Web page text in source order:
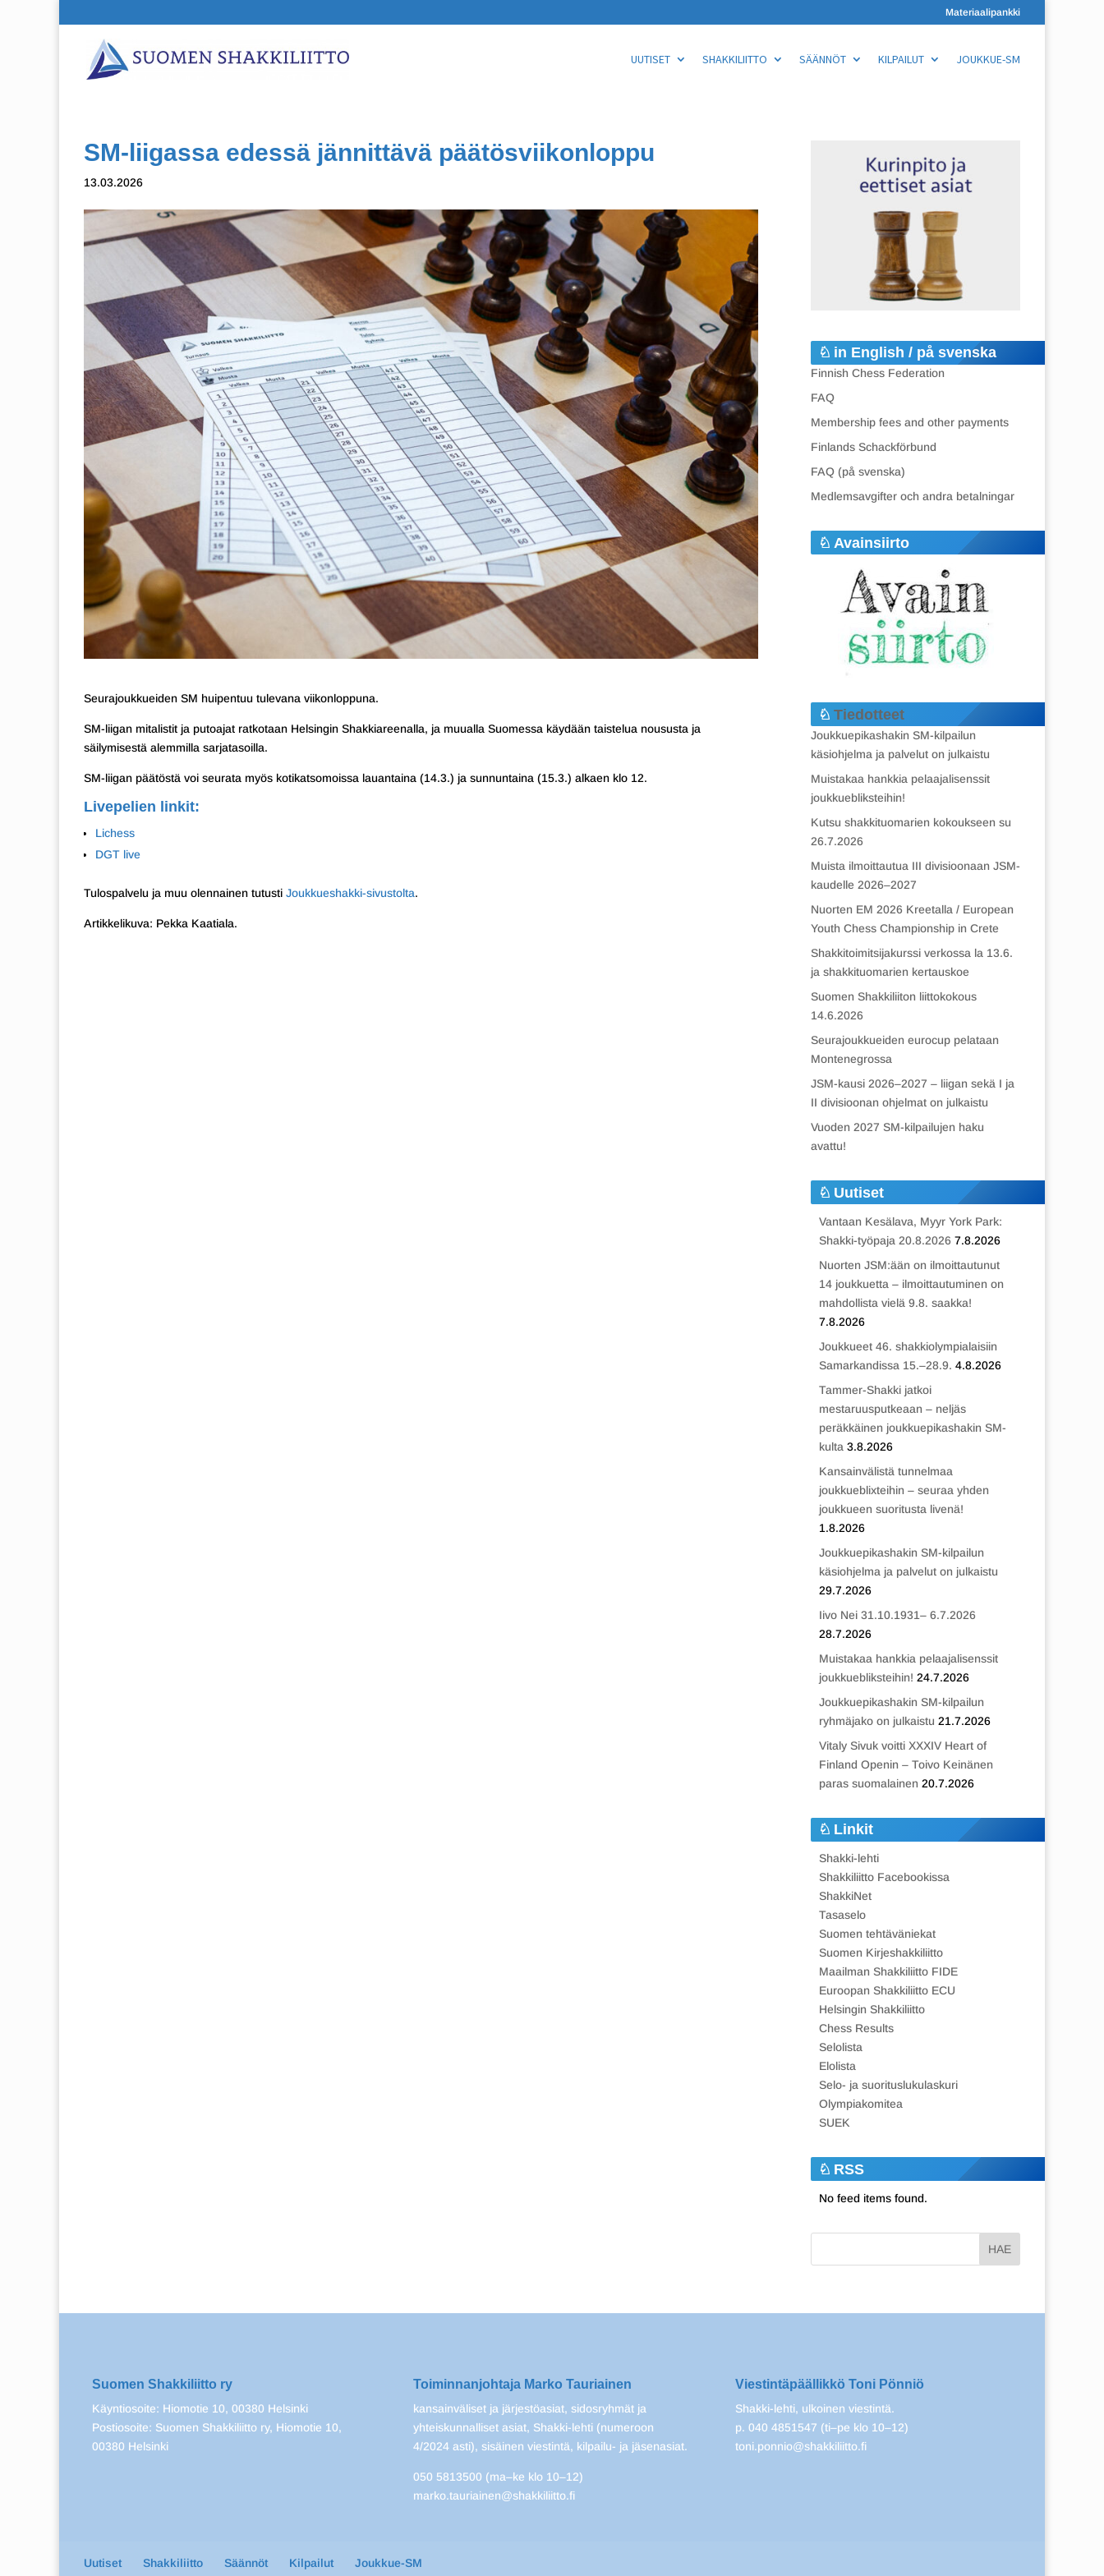
Materiaalipankki
UUTISET SHAKKILIITTO SÄÄNNÖT KILPAILUT JOUKKUE-SM
SM-liigassa edessä jännittävä päätösviikonloppu
13.03.2026
Seurajoukkueiden SM huipentuu tulevana viikonloppuna.
SM-liigan mitalistit ja putoajat ratkotaan Helsingin Shakkiareenalla, ja muualla Suomessa käydään taistelua noususta ja
säilymisestä alemmilla sarjatasoilla.
SM-liigan päätöstä voi seurata myös kotikatsomoissa lauantaina (14.3.) ja sunnuntaina (15.3.) alkaen klo 12.
Livepelien linkit:
Lichess
DGT live
Tulospalvelu ja muu olennainen tutusti Joukkueshakki-sivustolta.
Artikkelikuva: Pekka Kaatiala.
in English / på svenska
Finnish Chess Federation
FAQ
Membership fees and other payments
Finlands Schackförbund
FAQ (på svenska)
Medlemsavgifter och andra betalningar
Avainsiirto
Tiedotteet
Joukkuepikashakin SM-kilpailun
käsiohjelma ja palvelut on julkaistu
Muistakaa hankkia pelaajalisenssit
joukkuebliksteihin!
Kutsu shakkituomarien kokoukseen su
26.7.2026
Muista ilmoittautua III divisioonaan JSM-
kaudelle 2026–2027
Nuorten EM 2026 Kreetalla / European
Youth Chess Championship in Crete
Shakkitoimitsijakurssi verkossa la 13.6.
ja shakkituomarien kertauskoe
Suomen Shakkiliiton liittokokous
14.6.2026
Seurajoukkueiden eurocup pelataan
Montenegrossa
JSM-kausi 2026–2027 – liigan sekä I ja
II divisioonan ohjelmat on julkaistu
Vuoden 2027 SM-kilpailujen haku
avattu!
Uutiset
Vantaan Kesälava, Myyr York Park:
Shakki-työpaja 20.8.2026 7.8.2026
Nuorten JSM:ään on ilmoittautunut
14 joukkuetta – ilmoittautuminen on
mahdollista vielä 9.8. saakka!
7.8.2026
Joukkueet 46. shakkiolympialaisiin
Samarkandissa 15.–28.9. 4.8.2026
Tammer-Shakki jatkoi
mestaruusputkeaan – neljäs
peräkkäinen joukkuepikashakin SM-
kulta 3.8.2026
Kansainvälistä tunnelmaa
joukkueblixteihin – seuraa yhden
joukkueen suoritusta livenä!
1.8.2026
Joukkuepikashakin SM-kilpailun
käsiohjelma ja palvelut on julkaistu
29.7.2026
Iivo Nei 31.10.1931– 6.7.2026
28.7.2026
Muistakaa hankkia pelaajalisenssit
joukkuebliksteihin! 24.7.2026
Joukkuepikashakin SM-kilpailun
ryhmäjako on julkaistu 21.7.2026
Vitaly Sivuk voitti XXXIV Heart of
Finland Openin – Toivo Keinänen
paras suomalainen 20.7.2026
Linkit
Shakki-lehti
Shakkiliitto Facebookissa
ShakkiNet
Tasaselo
Suomen tehtäväniekat
Suomen Kirjeshakkiliitto
Maailman Shakkiliitto FIDE
Euroopan Shakkiliitto ECU
Helsingin Shakkiliitto
Chess Results
Selolista
Elolista
Selo- ja suorituslukulaskuri
Olympiakomitea
SUEK
RSS
No feed items found.
Suomen Shakkiliitto ry
Käyntiosoite: Hiomotie 10, 00380 Helsinki
Postiosoite: Suomen Shakkiliitto ry, Hiomotie 10,
00380 Helsinki
Toiminnanjohtaja Marko Tauriainen
kansainväliset ja järjestöasiat, sidosryhmät ja
yhteiskunnalliset asiat, Shakki-lehti (numeroon
4/2024 asti), sisäinen viestintä, kilpailu- ja jäsenasiat.
050 5813500 (ma–ke klo 10–12)
marko.tauriainen@shakkiliitto.fi
Viestintäpäällikkö Toni Pönniö
Shakki-lehti, ulkoinen viestintä.
p. 040 4851547 (ti–pe klo 10–12)
toni.ponnio@shakkiliitto.fi
Uutiset Shakkiliitto Säännöt Kilpailut Joukkue-SM